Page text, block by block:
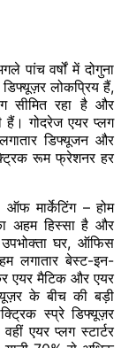
पांच वर्षों में दोगुना
लोकप्रिय हैं,
सीमित रहा है और
गोदरेज एयर प्लग
डिफ्यूजन और
रूम फ्रेशनर हर
ऑफ मार्केटिंग – होम
अहम हिस्सा है और
उपभोक्ता घर, ऑफिस
लगातार बेस्ट-इन-
एयर मैटिक और एयर
के बीच की बड़ी
स्प्रे डिफ्यूज़र
एयर प्लग स्टार्टर